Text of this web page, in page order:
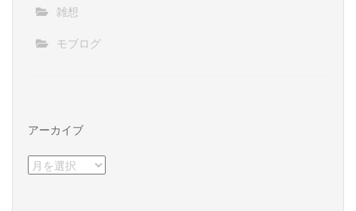
雑想
モブログ
アーカイブ
ア
ー